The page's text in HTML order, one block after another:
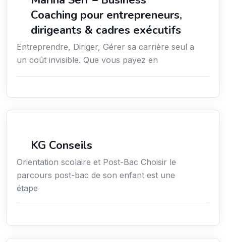
Coaching pour entrepreneurs,
dirigeants & cadres exécutifs
Entreprendre, Diriger, Gérer sa carrière seul a
un coût invisible. Que vous payez en
KG Conseils
Orientation scolaire et Post-Bac Choisir le
parcours post-bac de son enfant est une
étape